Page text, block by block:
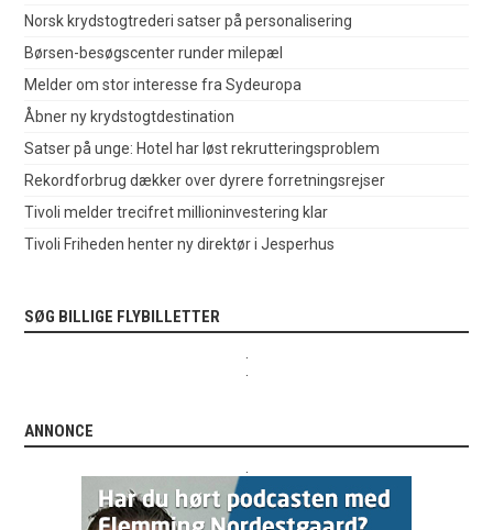
Norsk krydstogtrederi satser på personalisering
Børsen-besøgscenter runder milepæl
Melder om stor interesse fra Sydeuropa
Åbner ny krydstogtdestination
Satser på unge: Hotel har løst rekrutteringsproblem
Rekordforbrug dækker over dyrere forretningsrejser
Tivoli melder trecifret millioninvestering klar
Tivoli Friheden henter ny direktør i Jesperhus
SØG BILLIGE FLYBILLETTER
.
.
ANNONCE
.